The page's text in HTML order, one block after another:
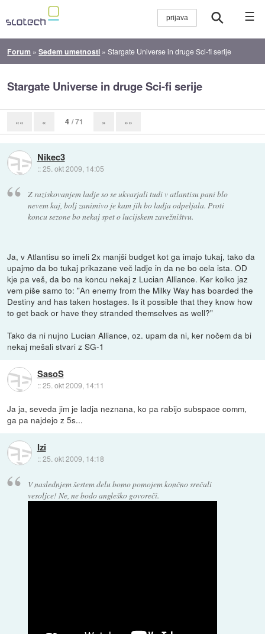
☰
Forum »Sedem umetnosti »Stargate Universe in druge Sci-fi serije
Stargate Universe in druge Sci-fi serije
«« « 4 / 71 » »»
Nikec3
::25. okt 2009, 14:05
Z raziskovanjem ladje so se ukvarjali tudi v atlantisu pani blo
nevem kaj, bolj zanimivo je kam jih bo ladja odpeljala. Proti
koncu sezone bo nekaj spet o lucijskem zavežništvu.
Ja, v Atlantisu so imeli 2x manjši budget kot ga imajo tukaj, tako da
upajmo da bo tukaj prikazane več ladje in da ne bo cela ista. OD
kje pa veš, da bo na koncu nekaj z Lucian Alliance. Ker kolko jaz
vem piše samo to: "An enemy from the Milky Way has boarded the
Destiny and has taken hostages. Is it possible that they know how
to get back or have they stranded themselves as well?"
Tako da ni nujno Lucian Alliance, oz. upam da ni, ker nočem da bi
nekaj mešali stvari z SG-1
SasoS
::25. okt 2009, 14:11
Ja ja, seveda jim je ladja neznana, ko pa rabijo subspace comm,
ga pa najdejo z 5s...
Izi
::25. okt 2009, 14:18
V naslednjem šestem delu bomo pomojem končno srečali
vesoljce! Ne, ne bodo angleško govoreči.